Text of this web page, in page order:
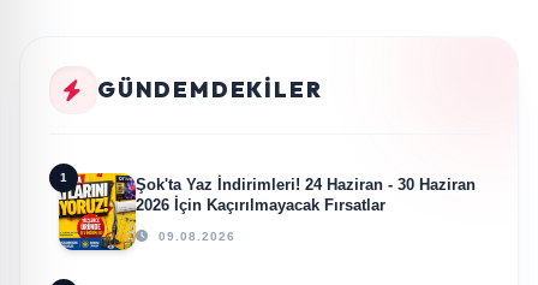
GÜNDEMDEKILER
1
Şok'ta Yaz İndirimleri! 24 Haziran - 30 Haziran
2026 İçin Kaçırılmayacak Fırsatlar
09.08.2026